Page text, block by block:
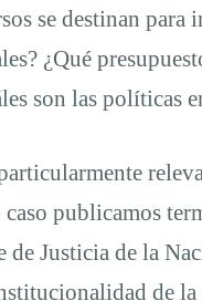
se destinan
¿Qué
son las políticas
publicamos
de Justicia de la
de la